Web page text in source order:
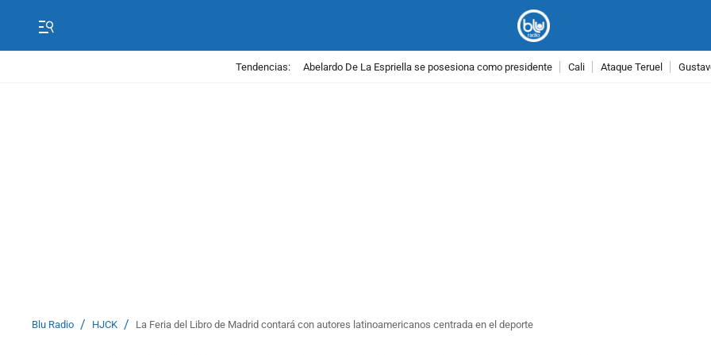
Tendencias: Abelardo De La Espriella se posesiona como presidente Cali Ataque Teruel
Blu Radio / HJCK / La Feria del Libro de Madrid contará con autores latinoamericanos centrada en el deporte